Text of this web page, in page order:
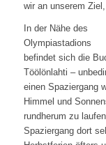
wir an unserem
In der Nähe des
Olympiastadions
befindet sich die
Töölönlahti –
einen Spaziergang
Himmel und
rundherum zu
Spaziergang dort